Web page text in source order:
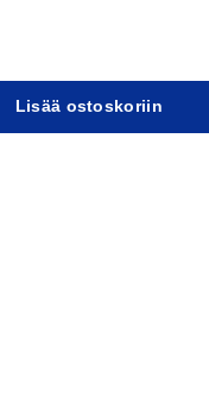
Lisää ostoskoriin